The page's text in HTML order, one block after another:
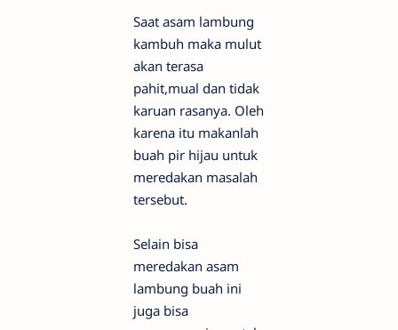
Saat asam lambung
kambuh maka mulut
akan terasa
pahit,mual dan tidak
karuan rasanya. Oleh
karena itu makanlah
buah pir hijau untuk
meredakan masalah
tersebut.
Selain bisa
meredakan asam
lambung buah ini
juga bisa